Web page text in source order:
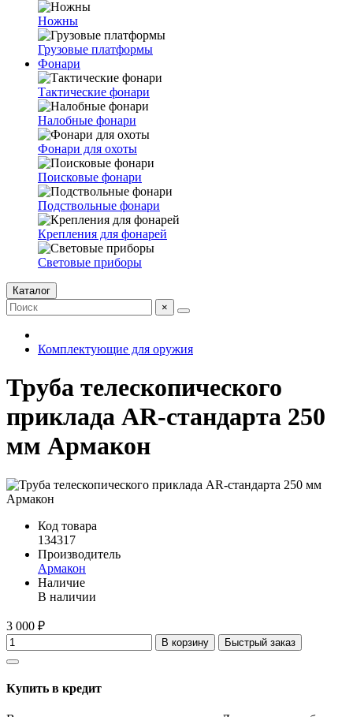
Ножны
Грузовые платформы
Фонари
Тактические фонари
Налобные фонари
Фонари для охоты
Поисковые фонари
Подствольные фонари
Крепления для фонарей
Световые приборы
Каталог
×
Комплектующие для оружия
Труба телескопического
приклада AR-стандарта 250
мм Армакон
Код товара
134317
Производитель
Армакон
Наличие
В наличии
3 000 ₽
В корзину Быстрый заказ
Купить в кредит